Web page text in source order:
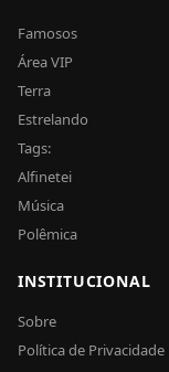
Famosos
Área VIP
Terra
Estrelando
Tags:
Alfinetei
Música
Polêmica
INSTITUCIONAL
Sobre
Política de Privacidade